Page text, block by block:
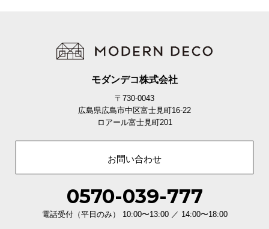
モダンデコ株式会社
〒730-0043
広島県広島市中区富士見町16-22
ロアール富士見町201
お問い合わせ
0570-039-777
電話受付（平日のみ） 10:00〜13:00 ／ 14:00〜18:00